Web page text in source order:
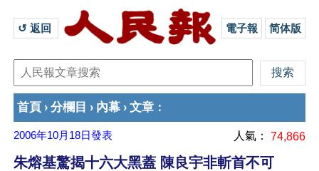
↺ 返回 電子報 简体版
首頁 › 分欄目 › 內幕 › 文章 ：
2006年10月18日發表 人氣： 74,866
朱熔基驚揭十六大黑蓋 陳良宇非斬首不可